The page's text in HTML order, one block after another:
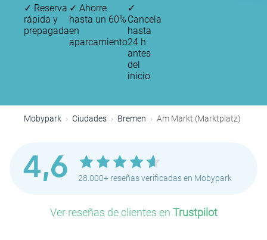
✓ Reserva
rápida y
prepagada
✓ Ahorre
hasta un 60%
en
aparcamiento
✓
Cancela
hasta
24 h
antes
del
inicio
Mobypark Ciudades Bremen Am Markt (Marktplatz)
4,6 28.000+ reseñas verificadas en Mobypark
Ver reseñas de clientes en Trustpilot